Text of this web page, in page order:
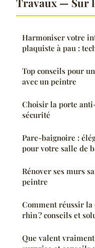
Harmoniser votre
plaquiste à pau :
Top conseils pour
avec un peintre
Choisir la porte
sécurité
Pare-baignoire :
pour votre salle de
Rénover ses murs
peintre
Comment réussir la
rhin ? conseils et
Que valent